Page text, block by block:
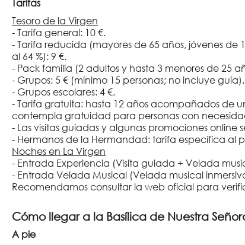
Tarifas
Tesoro de la Virgen
- Tarifa general: 10 €.
- Tarifa reducida (mayores de 65 años, jóvenes de
al 64 %): 9 €.
- Pack familia (2 adultos y hasta 3 menores de 25
- Grupos: 5 € (mínimo 15 personas; no incluye guía).
- Grupos escolares: 4 €.
- Tarifa gratuita: hasta 12 años acompañados de
contempla gratuidad para personas con
- Las visitas guiadas y algunas promociones
- Hermanos de la Hermandad: tarifa específica al
Noches en La Virgen
- Entrada Experiencia (Visita guiada + Velada
- Entrada Velada Musical (Velada musical
Recomendamos consultar la web oficial para
Cómo llegar a la Basílica de Nuestra
A pie